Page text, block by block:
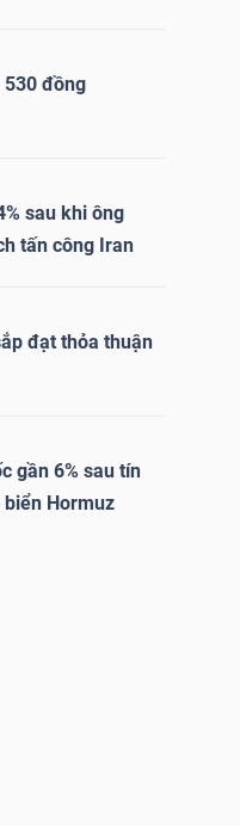
530 đồng
sau khi ông
tấn công Iran
đạt thỏa thuận
gần 6% sau tín
Hormuz